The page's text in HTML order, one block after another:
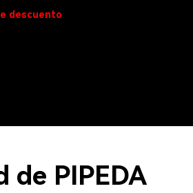
descuento
de PIPEDA